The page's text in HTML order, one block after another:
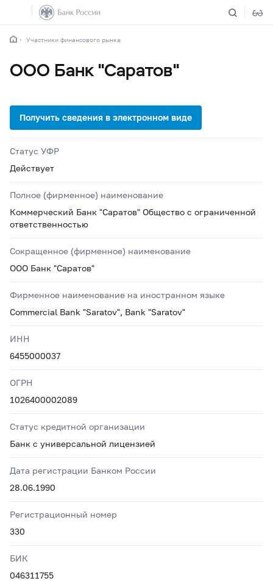
Участники финансового рынка
ООО Банк "Саратов"
Статус УФР
Действует
Полное (фирменное) наименование
Коммерческий Банк "Саратов" Общество с ограниченной
ответственностью
Сокращенное (фирменное) наименование
ООО Банк "Саратов"
Фирменное наименование на иностранном языке
Commercial Bank "Saratov", Bank "Saratov"
ИНН
6455000037
ОГРН
1026400002089
Статус кредитной организации
Банк с универсальной лицензией
Дата регистрации Банком России
28.06.1990
Регистрационный номер
330
БИК
046311755